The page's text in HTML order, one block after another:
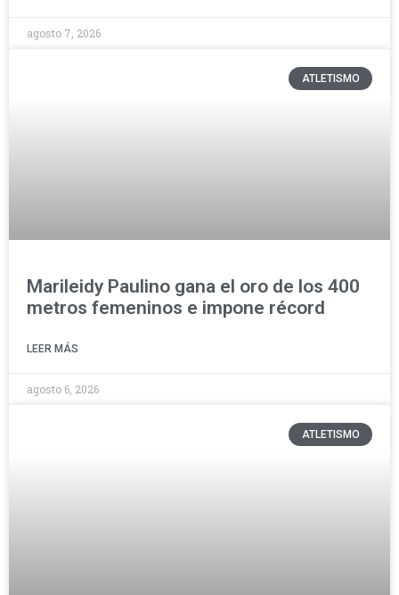
agosto 7, 2026
ATLETISMO
Marileidy Paulino gana el oro de los 400
metros femeninos e impone récord
LEER MÁS
agosto 6, 2026
ATLETISMO